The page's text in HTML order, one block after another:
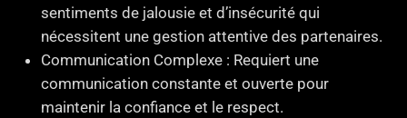
sentiments de jalousie et d’insécurité qui
nécessitent une gestion attentive des partenaires.
Communication Complexe : Requiert une
communication constante et ouverte pour
maintenir la confiance et le respect.